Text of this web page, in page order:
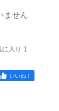
ません
に入り 1
いいね！